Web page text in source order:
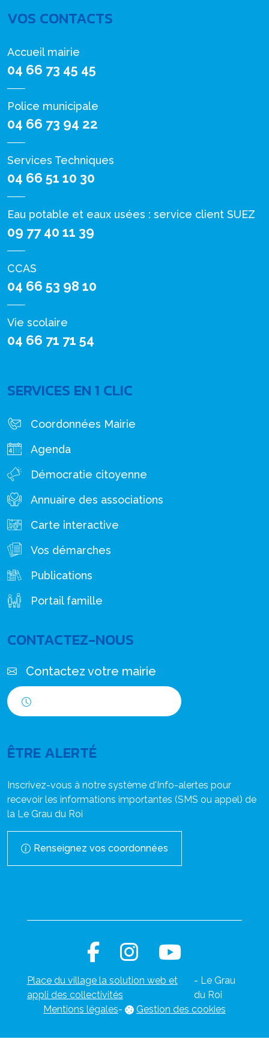
VOS CONTACTS
Accueil mairie
04 66 73 45 45
Police municipale
04 66 73 94 22
Services Techniques
04 66 51 10 30
Eau potable et eaux usées : service client SUEZ
09 77 40 11 39
CCAS
04 66 53 98 10
Vie scolaire
04 66 71 71 54
SERVICES EN 1 CLIC
Coordonnées Mairie
Agenda
Démocratie citoyenne
Annuaire des associations
Carte interactive
Vos démarches
Publications
Portail famille
CONTACTEZ-NOUS
Contactez votre mairie
ÊTRE ALERTÉ
Inscrivez-vous à notre système d'Info-alertes pour
recevoir les informations importantes (SMS ou appel) de
la Le Grau du Roi
Renseignez vos coordonnées
Place du village la solution web et
appli des collectivités
- Le Grau
du Roi
Mentions légales- Gestion des cookies